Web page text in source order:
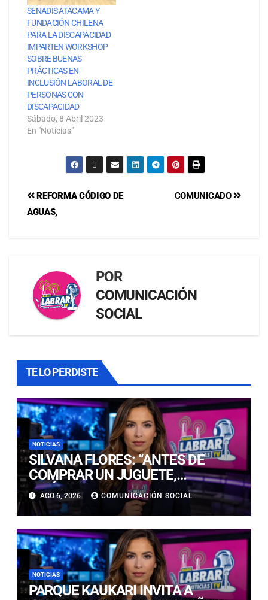
SENADIS ATACAMA Y
FUNDACIÓN CHILENA
PARA LA DISCAPACIDAD
IMPARTEN WORKSHOP
SOBRE BUENAS
PRÁCTICAS EN
INCLUSIÓN LABORAL DE
PERSONAS CON
DISCAPACIDAD
Sábado, 8 Abril 2023
En "Noticias"
COMUNICADO
REFORMA CÓDIGO DE
AGUAS,
POR
COMUNICACIÓN
SOCIAL
TE LO PERDISTE
NOTICIAS
SILVANA FLORES: “ANTES DE
COMPRAR UN JUGUETE,
INFÓRMESE Y VERIFIQUE QUE
CUMPLA CON LA NORMATIVA
SANITARIA VIGENTE”
AGO 6, 2026 COMUNICACIÓN SOCIAL
NOTICIAS
PARQUE KAUKARI INVITA A